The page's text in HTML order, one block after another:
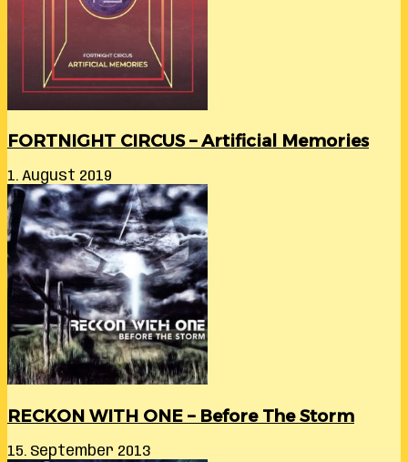
FORTNIGHT CIRCUS – Artificial Memories
1. August 2019
RECKON WITH ONE – Before The Storm
15. September 2013